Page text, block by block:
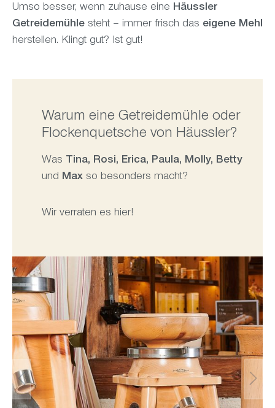
Umso besser, wenn zuhause eine Häussler
Getreidemühle steht – immer frisch das eigene Mehl
herstellen. Klingt gut? Ist gut!
Warum eine Getreidemühle oder
Flockenquetsche von Häussler?
Was
Tina, Rosi, Erica, Paula, Molly, Betty
und Max so besonders macht?
Wir verraten es hier!